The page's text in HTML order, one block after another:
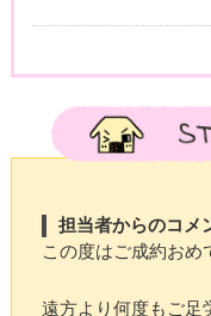
担当者からのコメ
この度はご成約おめ
遠方より何度もご足